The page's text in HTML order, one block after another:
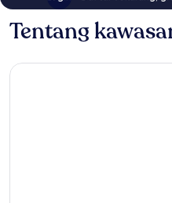
Tentang